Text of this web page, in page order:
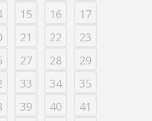
15 16
17
21 22
23
27 28
29
33 34
35
39 40
41